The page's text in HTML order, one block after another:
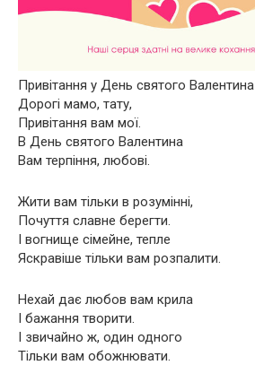
Привітання у День святого Валентина
Дорогі мамо, тату,
Привітання вам мої.
В День святого Валентина
Вам терпіння, любові.
Жити вам тільки в розумінні,
Почуття славне берегти.
І вогнище сімейне, тепле
Яскравіше тільки вам розпалити.
Нехай дає любов вам крила
І бажання творити.
І звичайно ж, один одного
Тільки вам обожнювати.